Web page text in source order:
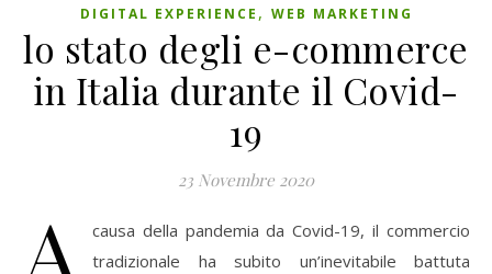
DIGITAL EXPERIENCE , WEB MARKETING
lo stato degli e-commerce
in Italia durante il Covid-
19
23 Novembre 2020
A
causa della pandemia da Covid-19, il commercio
tradizionale ha subito un’inevitabile battuta